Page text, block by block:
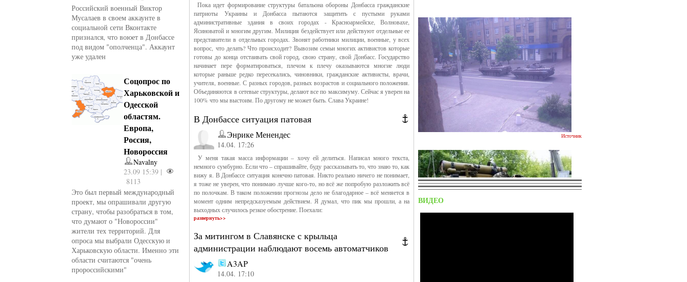
Российский военный Виктор
Мусалаев в своем аккаунте в
социальной сети Вконтакте
признался, что воюет в Донбассе
под видом "ополченца". Аккаунт
уже удален
Соцопрос по
Харьковской и
Одесской
областям.
Европа,
Россия,
Новороссия
Navalny
23.09 15:39 |
8113
Это был первый международный
проект, мы опрашивали другую
страну, чтобы разобраться в том,
что думают о "Новороссии"
жители тех территорий. Для
опроса мы выбрали Одесскую и
Харьковскую области. Именно эти
области считаются "очень
пророссийскими"
Пока идет формирование структуры батальона обороны Донбасса гражданские
патриоты Украины и Донбасса пытаются защитить с пустыми руками
административные здания в своих городах - Красноармейске, Волновахе,
Ясиноватой и многим другим. Милиция бездействует или действуют отдельные ее
представители в отдельных городах. Звонят работники милиции, военные, у всех
вопрос, что делать? Что происходит? Вывозим семьи многих активистов которые
готовы до конца отстаивать свой город, свою страну, свой Донбасс. Государство
начинает пере форматироваться, плечом к плечу оказываются многие люди
которые раньше редко пересекались, чиновники, гражданские активисты, врачи,
учителя, военные. С разных городов, разных возрастов и социального положения.
Объединяются в сетевые структуры, делают все по максимуму. Сейчас я уверен на
100% что мы выстоим. По другому не может быть. Слава Украине!
В Донбассе ситуация патовая
Энрике Менендес
14.04. 17:26
У меня такая масса информации – хочу ей делиться. Написал много текста,
немного сумбурно. Если что – спрашивайте, буду рассказывать то, что знаю то, как
вижу я. В Донбассе ситуация конечно патовая. Никто реально ничего не понимает,
я тоже не уверен, что понимаю лучше кого-то, но всё же попробую разложить всё
по полочкам. В таком положении прогнозы дело не благодарное – всё меняется в
момент одним непредсказуемым действием. Я думал, что пик мы прошли, а на
выходных случилось резкое обострение. Поехали:
развернуть>>
За митингом в Славянске с крыльца
администрации наблюдают восемь автоматчиков
A3AP
14.04. 17:10
Источник
ВИДЕО